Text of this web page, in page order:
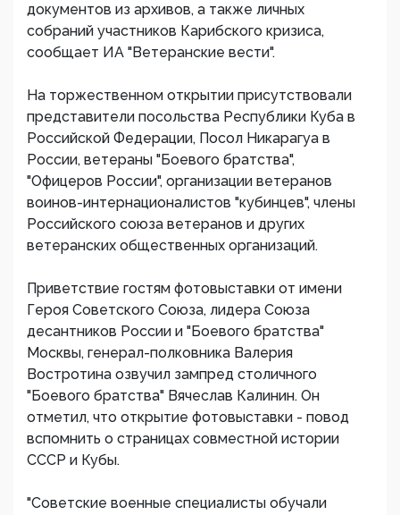
документов из архивов, а также личных
собраний участников Карибского кризиса,
сообщает ИА "Ветеранские вести".
На торжественном открытии присутствовали
представители посольства Республики Куба в
Российской Федерации, Посол Никарагуа в
России, ветераны "Боевого братства",
"Офицеров России", организации ветеранов
воинов-интернационалистов "кубинцев", члены
Российского союза ветеранов и других
ветеранских общественных организаций.
Приветствие гостям фотовыставки от имени
Героя Советского Союза, лидера Союза
десантников России и "Боевого братства"
Москвы, генерал-полковника Валерия
Востротина озвучил зампред столичного
"Боевого братства" Вячеслав Калинин. Он
отметил, что открытие фотовыставки - повод
вспомнить о страницах совместной истории
СССР и Кубы.
"Советские военные специалисты обучали